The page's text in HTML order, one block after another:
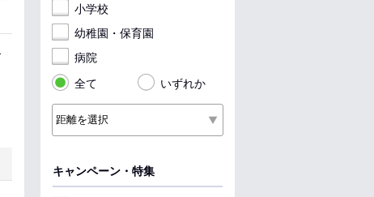
小学校
幼稚園・保育園
病院
全て
いずれか
キャンペーン・特集